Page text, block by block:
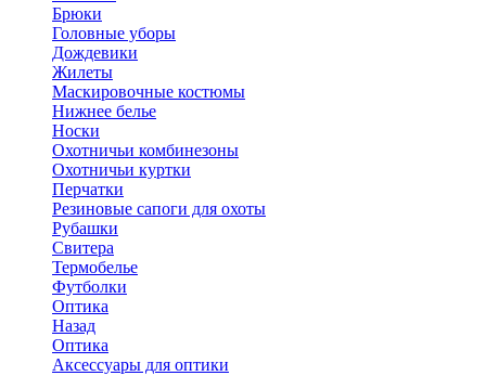
Брюки
Головные уборы
Дождевики
Жилеты
Маскировочные костюмы
Нижнее белье
Носки
Охотничьи комбинезоны
Охотничьи куртки
Перчатки
Резиновые сапоги для охоты
Рубашки
Свитера
Термобелье
Футболки
Оптика
Назад
Оптика
Аксессуары для оптики